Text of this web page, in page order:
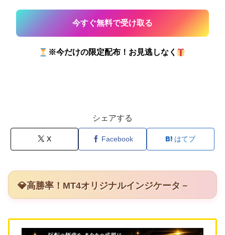
※今だけの限定配布！お見逃しなく
シェアする
X Facebook はてブ
💎高勝率！MT4オリジナルインジケータ－